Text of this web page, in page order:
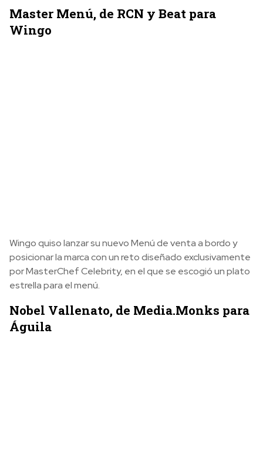
Master Menú, de RCN y Beat para
Wingo
Wingo quiso lanzar su nuevo Menú de venta a bordo y
posicionar la marca con un reto diseñado exclusivamente
por MasterChef Celebrity, en el que se escogió un plato
estrella para el menú.
Nobel Vallenato, de Media.Monks para
Águila